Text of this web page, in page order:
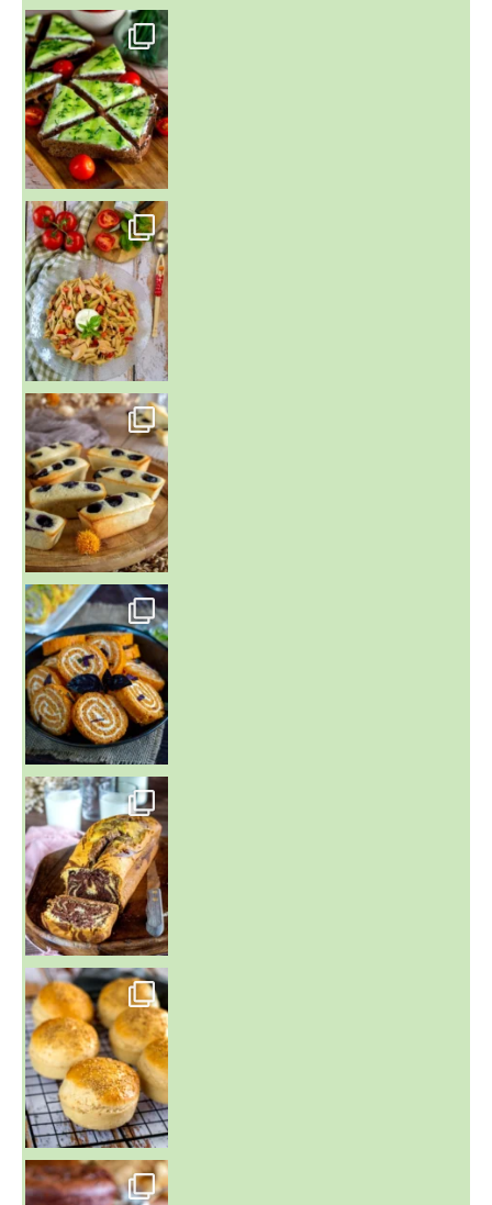
~ SALADE DE PÂTES AUX DEUX TOMATES THON ET BURRA
~ FINANCIERS MYRTILLES ET CITRON ~
Aujourd'hu
~ BUNS MAISON ~
Un peu de boulange par ici au
~ GÂTEAU FONDANT CHOCO NOISETTE ~
C'est lundi